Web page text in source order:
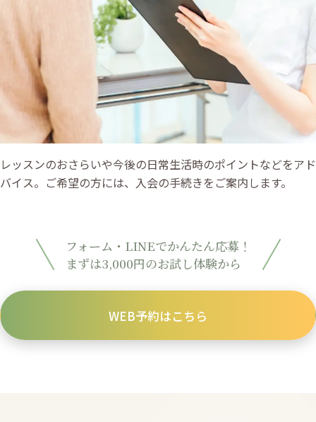
レッスンのおさらいや今後の日常生活時のポイントなどをアド
バイス。ご希望の方には、入会の手続きをご案内します。
フォーム・LINEでかんたん応募！
まずは3,000円のお試し体験から
WEB予約はこちら